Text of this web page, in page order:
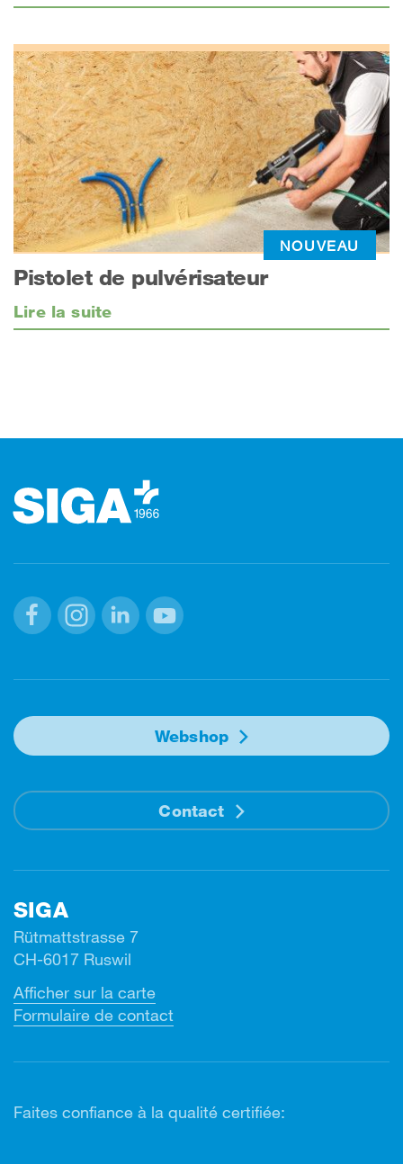
NOUVEAU
Pistolet de pulvérisateur
Lire la suite
Webshop
Contact
SIGA
Rütmattstrasse 7
CH-6017 Ruswil
Afficher sur la carte
Formulaire de contact
Faites confiance à la qualité certifiée: